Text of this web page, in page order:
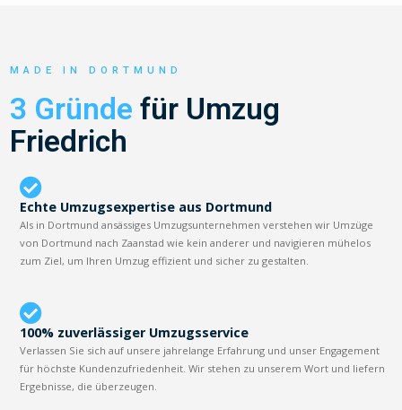
MADE IN DORTMUND
3 Gründe für Umzug
Friedrich
Echte Umzugsexpertise aus Dortmund
Als in Dortmund ansässiges Umzugsunternehmen verstehen wir Umzüge
von Dortmund nach Zaanstad wie kein anderer und navigieren mühelos
zum Ziel, um Ihren Umzug effizient und sicher zu gestalten.
100% zuverlässiger Umzugsservice
Verlassen Sie sich auf unsere jahrelange Erfahrung und unser Engagement
für höchste Kundenzufriedenheit. Wir stehen zu unserem Wort und liefern
Ergebnisse, die überzeugen.